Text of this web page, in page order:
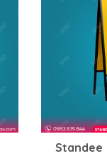
Standee